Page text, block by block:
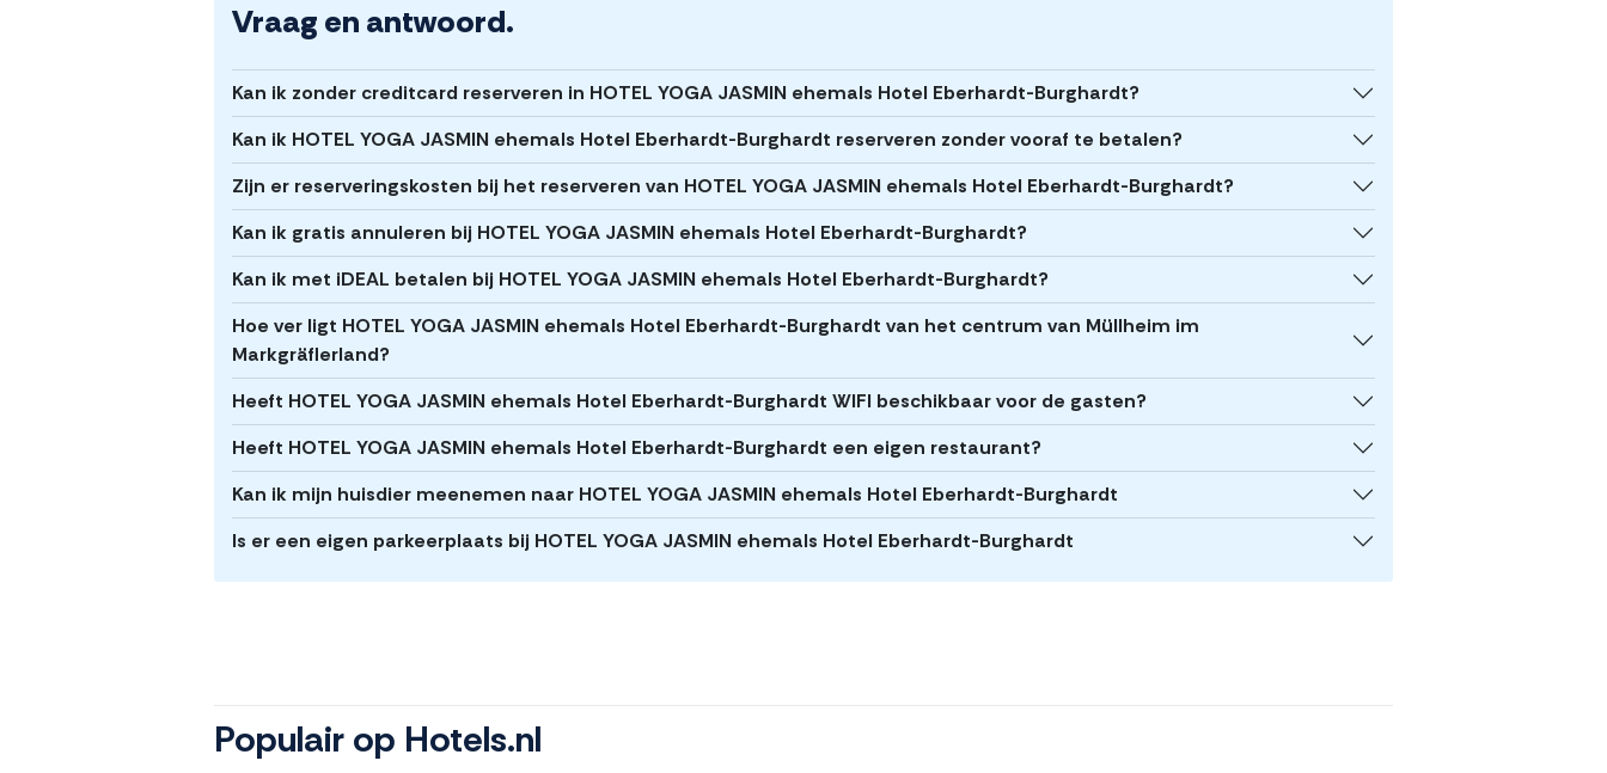
Vraag en antwoord.
Kan ik zonder creditcard reserveren in HOTEL YOGA JASMIN ehemals Hotel Eberhardt-Burghardt?
Kan ik HOTEL YOGA JASMIN ehemals Hotel Eberhardt-Burghardt reserveren zonder vooraf te betalen?
Zijn er reserveringskosten bij het reserveren van HOTEL YOGA JASMIN ehemals Hotel Eberhardt-Burghardt?
Kan ik gratis annuleren bij HOTEL YOGA JASMIN ehemals Hotel Eberhardt-Burghardt?
Kan ik met iDEAL betalen bij HOTEL YOGA JASMIN ehemals Hotel Eberhardt-Burghardt?
Hoe ver ligt HOTEL YOGA JASMIN ehemals Hotel Eberhardt-Burghardt van het centrum van Müllheim im
Markgräflerland?
Heeft HOTEL YOGA JASMIN ehemals Hotel Eberhardt-Burghardt WIFI beschikbaar voor de gasten?
Heeft HOTEL YOGA JASMIN ehemals Hotel Eberhardt-Burghardt een eigen restaurant?
Kan ik mijn huisdier meenemen naar HOTEL YOGA JASMIN ehemals Hotel Eberhardt-Burghardt
Is er een eigen parkeerplaats bij HOTEL YOGA JASMIN ehemals Hotel Eberhardt-Burghardt
Populair op Hotels.nl